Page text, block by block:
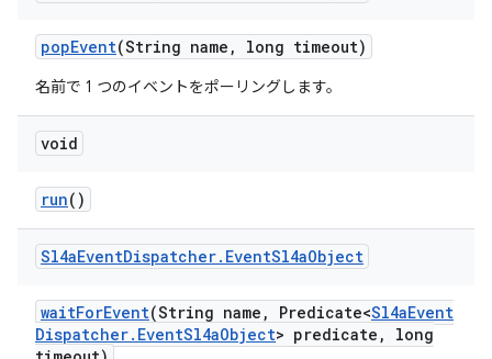
popEvent(String name , long timeout)
名前で 1 つのイベントをポーリングします。
void
run()
Sl4aEventDispatcher. EventSl4aObject
waitForEvent(String name , Predicate<Sl4aEvent
Dispatcher. EventSl4aObject> predicate ,
long